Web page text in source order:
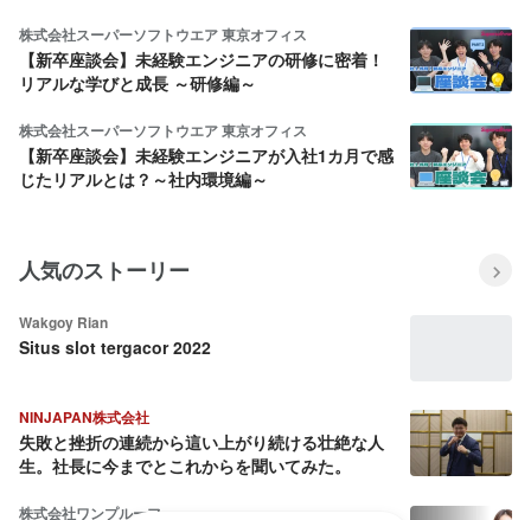
株式会社スーパーソフトウエア 東京オフィス
【新卒座談会】未経験エンジニアの研修に密着！
リアルな学びと成長 ～研修編～
株式会社スーパーソフトウエア 東京オフィス
【新卒座談会】未経験エンジニアが入社1カ月で感
じたリアルとは？～社内環境編～
人気のストーリー
Wakgoy Rian
Situs slot tergacor 2022
NINJAPAN株式会社
失敗と挫折の連続から這い上がり続ける壮絶な人
生。社長に今までとこれからを聞いてみた。
株式会社ワンプルーフ